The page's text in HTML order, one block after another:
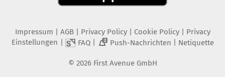
Impressum AGB Privacy Policy| Cookie Policy| Privacy
Einstellungen
FAQ| 2 Push-Nachrichten Netiquette
© 2026 First Avenue GmbH